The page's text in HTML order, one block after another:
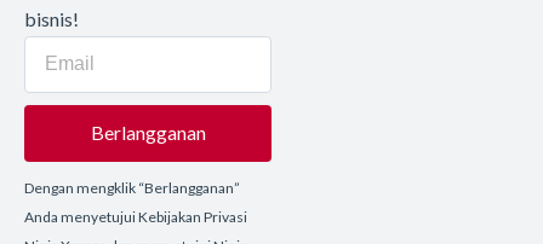
bisnis!
Berlangganan
Dengan mengklik “Berlangganan”
Anda menyetujui Kebijakan Privasi